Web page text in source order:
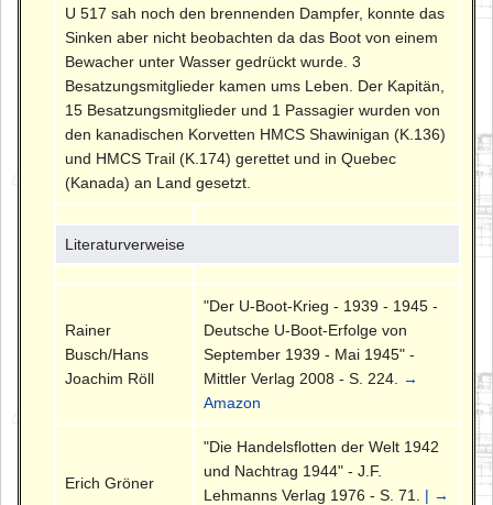
U 517 sah noch den brennenden Dampfer, konnte das
Sinken aber nicht beobachten da das Boot von einem
Bewacher unter Wasser gedrückt wurde. 3
Besatzungsmitglieder kamen ums Leben. Der Kapitän,
15 Besatzungsmitglieder und 1 Passagier wurden von
den kanadischen Korvetten HMCS Shawinigan (K.136)
und HMCS Trail (K.174) gerettet und in Quebec
(Kanada) an Land gesetzt.
Literaturverweise
Rainer
Busch/Hans
Joachim Röll
"Der U-Boot-Krieg - 1939 - 1945 -
Deutsche U-Boot-Erfolge von
September 1939 - Mai 1945" -
Mittler Verlag 2008 - S. 224.
→
Amazon
Erich Gröner
"Die Handelsflotten der Welt 1942
und Nachtrag 1944" - J.F.
Lehmanns Verlag 1976 - S. 71. | →